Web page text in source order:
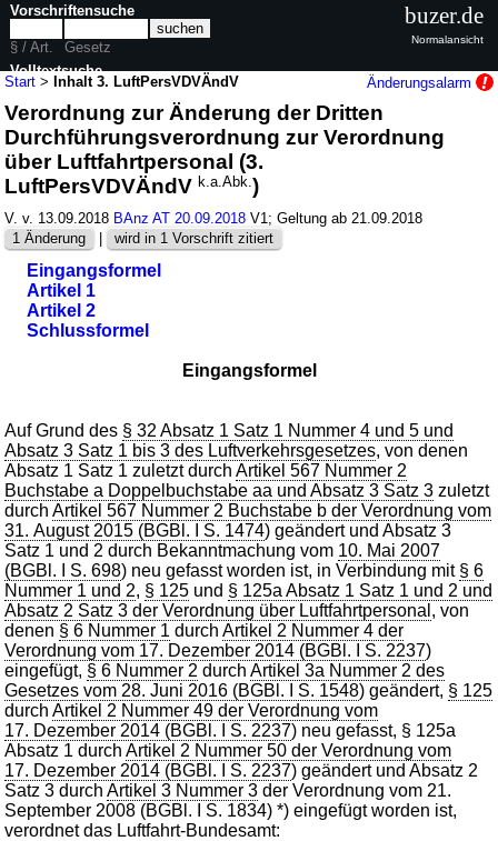
Start >Inhalt 3. LuftPersVDVÄndV Änderungsalarm
Verordnung zur Änderung der Dritten
Durchführungsverordnung zur Verordnung
über Luftfahrtpersonal (3.
LuftPersVDVÄndVk.a.Abk.)
V. v. 13.09.2018 BAnz AT 20.09.2018 V1; Geltung ab 21.09.2018
1 Änderung
| wird in 1 Vorschrift zitiert
Eingangsformel
Artikel 1
Artikel 2
Schlussformel
Eingangsformel
Auf Grund des § 32 Absatz 1 Satz 1 Nummer 4 und 5 und
Absatz 3 Satz 1 bis 3 des Luftverkehrsgesetzes, von denen
Absatz 1 Satz 1 zuletzt durchArtikel 567 Nummer 2
Buchstabe a Doppelbuchstabe aa und Absatz 3 Satz 3 zuletzt
durchArtikel 567 Nummer 2 Buchstabe b der Verordnung vom
31. August 2015 (BGBl. I S. 1474) geändert und Absatz 3
Satz 1 und 2 durch Bekanntmachung vom 10. Mai 2007
(BGBl. I S. 698) neu gefasst worden ist, in Verbindung mit § 6
Nummer 1 und 2, § 125 und § 125a Absatz 1 Satz 1 und 2 und
Absatz 2 Satz 3 der Verordnung über Luftfahrtpersonal , von
denen § 6 Nummer 1 durchArtikel 2 Nummer 4 der
Verordnung vom 17. Dezember 2014 (BGBl. I S. 2237)
eingefügt, § 6 Nummer 2 durchArtikel 3a Nummer 2 des
Gesetzes vom 28. Juni 2016 (BGBl. I S. 1548) geändert, § 125
durchArtikel 2 Nummer 49 der Verordnung vom
17. Dezember 2014 (BGBl. I S. 2237) neu gefasst, § 125a
Absatz 1 durchArtikel 2 Nummer 50 der Verordnung vom
17. Dezember 2014 (BGBl. I S. 2237) geändert und Absatz 2
Satz 3 durchArtikel 3 Nummer 3 der Verordnung vom 21.
September 2008 (BGBl. I S. 1834) *) eingefügt worden ist,
verordnet das Luftfahrt-Bundesamt:
Vorschriftensuche
§ / Art.
Gesetz
Volltextsuche
nur in 3. LuftPersVDVÄndV
buzer.de
Normalansicht